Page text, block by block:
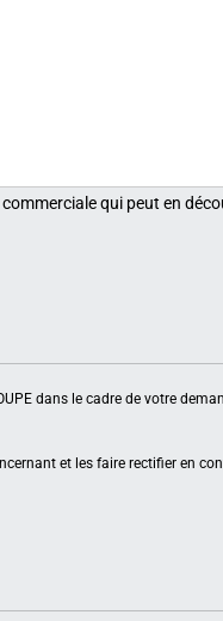
qui peut en
dans le cadre de votre
et les faire rectifier en